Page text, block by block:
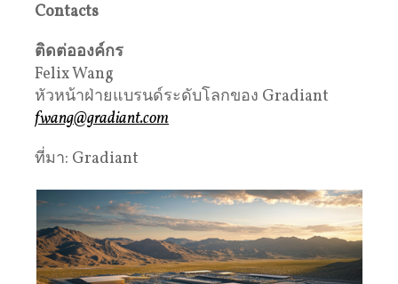
Contacts
ติดต่อองค์กร
Felix Wang
หัวหน้าฝ่ายแบรนด์ระดับโลกของ Gradiant
fwang@gradiant.com
ที่มา: Gradiant